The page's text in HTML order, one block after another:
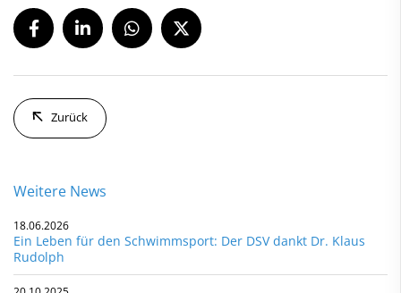
Zurück
Weitere News
18.06.2026
Ein Leben für den Schwimmsport: Der DSV dankt Dr. Klaus
Rudolph